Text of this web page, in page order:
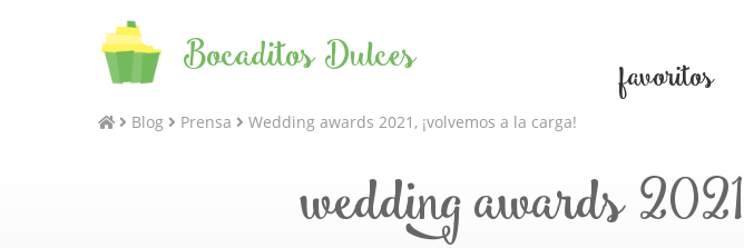
Bocaditos Dulces favoritos
Blog Prensa Wedding awards 2021, ¡volvemos a la carga!
wedding awards